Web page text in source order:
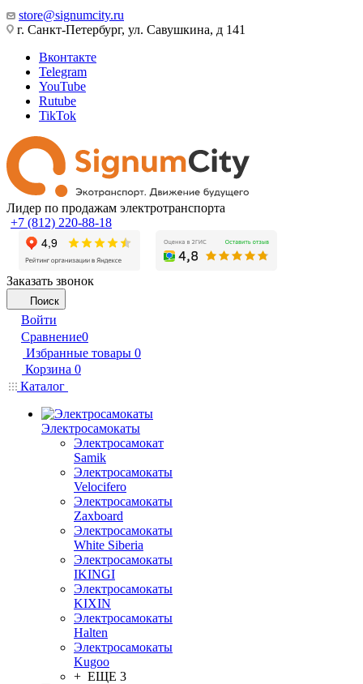
store@signumcity.ru
г. Санкт-Петербург, ул. Савушкина, д 141
Вконтакте
Telegram
YouTube
Rutube
TikTok
Лидер по продажам электротранспорта
+7 (812) 220-88-18
Заказать звонок
Поиск
Войти
Сравнение0
Избранные товары 0
Корзина 0
Каталог
Электросамокаты
Электросамокат
Samik
Электросамокаты
Velocifero
Электросамокаты
Zaxboard
Электросамокаты
White Siberia
Электросамокаты
IKINGI
Электросамокаты
KIXIN
Электросамокаты
Halten
Электросамокаты
Kugoo
+ ЕЩЕ 3